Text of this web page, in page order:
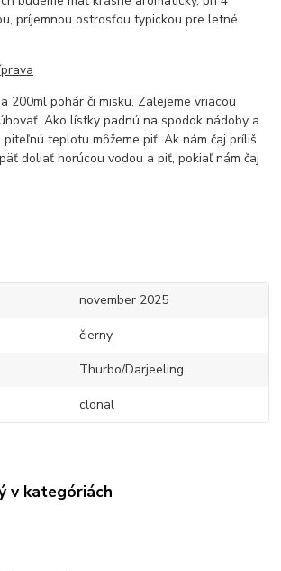
príjemnou ostrosťou typickou pre letné
200ml pohár či misku. Zalejeme vriacou
Ako lístky padnú na spodok nádoby a
teplotu môžeme piť. Ak nám čaj príliš
doliať horúcou vodou a piť, pokiaľ nám čaj
november 2025
čierny
Thurbo/Darjeeling
clonal
v kategóriách